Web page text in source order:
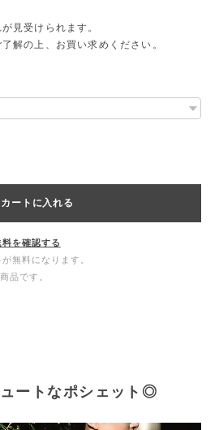
見受けられます。
解の上、お買い求めください。
カートに入れる
料を確認する
無料になります。
品です。
ートなポシェット◎